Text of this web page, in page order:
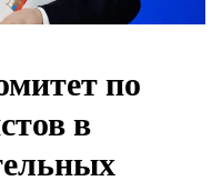
по
в